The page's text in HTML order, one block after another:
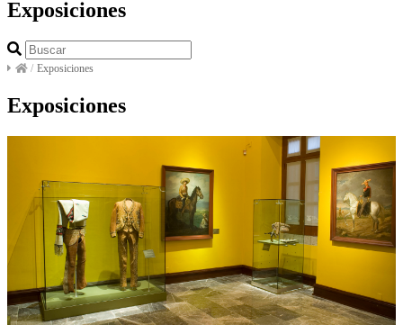
Exposiciones
/ Exposiciones
Exposiciones